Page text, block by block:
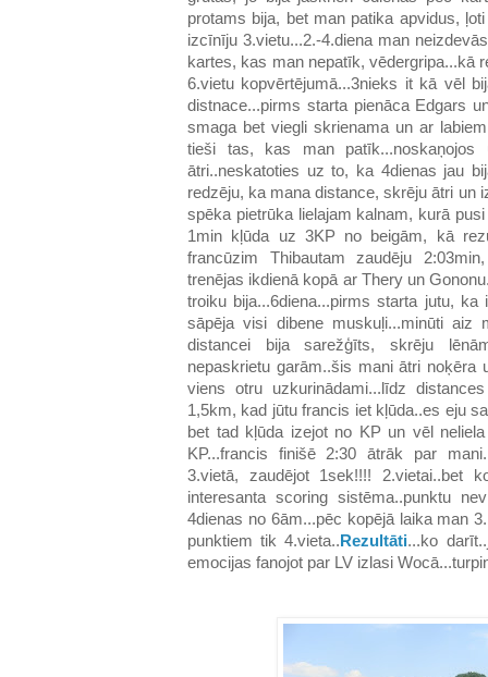
protams bija, bet man patika apvidus,
izcīnīju 3.vietu...2.-4.diena man
kartes, kas man nepatīk, vēdergripa...kā
6.vietu kopvērtējumā...3nieks it kā vēl
distnace...pirms starta pienāca Edgars
smaga bet viegli skrienama un ar
tieši tas, kas man
ātri..neskatoties uz to, ka 4dienas jau
redzēju, ka mana distance, skrēju ātri un
spēka pietrūka lielajam kalnam, kurā
1min kļūda uz 3KP no beigām, kā
francūzim Thibautam zaudēju
trenējas ikdienā kopā ar Thery un
troiku bija...6diena...pirms starta jutu,
sāpēja visi dibene muskuļi...minūti aiz
distancei bija sarežģīts, skrēju
nepaskrietu garām..šis mani ātri noķēra
viens otru uzkurinādami...līdz
1,5km, kad jūtu francis iet kļūda..es eju
bet tad kļūda izejot no KP un vēl
KP...francis finišē 2:30 ātrāk par
3.vietā, zaudējot 1sek!!!! 2.vietai..bet
interesanta scoring sistēma..punktu
4dienas no 6ām...pēc kopējā laika man
punktiem tik 4.vieta.. Rezultāti...ko
emocijas fanojot par LV izlasi